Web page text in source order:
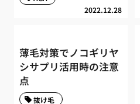
2022.12.28
薄毛対策でノコギリヤ
シサプリ活用時の注意
点
抜け毛